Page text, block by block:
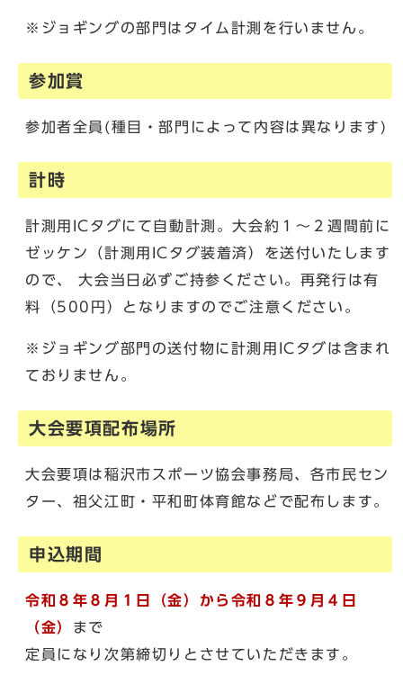
※ジョギングの部門はタイム計測を行いません。
参加賞
参加者全員(種目・部門によって内容は異なります)
計時
計測用ICタグにて自動計測。大会約１～２週間前に
ゼッケン（計測用ICタグ装着済）を送付いたします
ので、 大会当日必ずご持参ください。再発行は有
料（500円）となりますのでご注意ください。
※ジョギング部門の送付物に計測用ICタグは含まれ
ておりません。
大会要項配布場所
大会要項は稲沢市スポーツ協会事務局、各市民セン
ター、祖父江町・平和町体育館などで配布します。
申込期間
令和８年８月１日（金）から令和８年９月４日
（金） まで
定員になり次第締切りとさせていただきます。